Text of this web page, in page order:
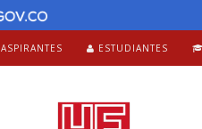
ASPIRANTES ESTUDIANTES